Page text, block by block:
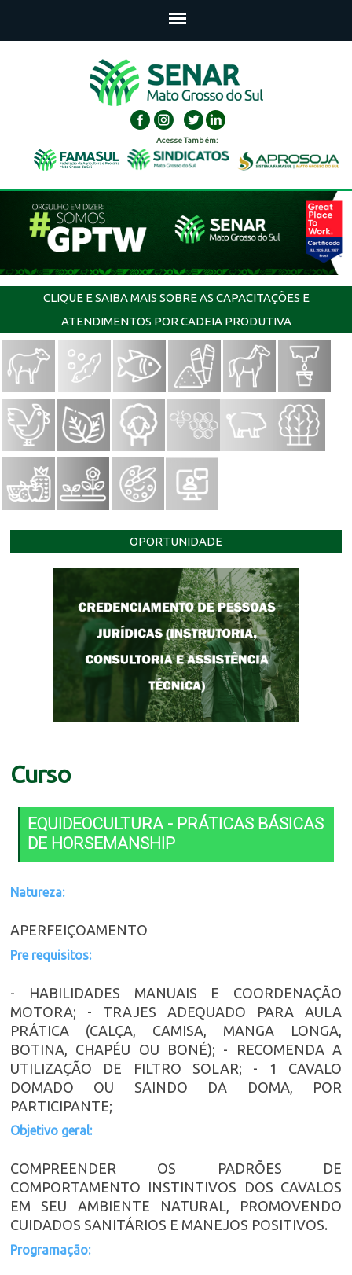
Acesse Também:
CLIQUE E SAIBA MAIS SOBRE AS CAPACITAÇÕES E
ATENDIMENTOS POR CADEIA PRODUTIVA
OPORTUNIDADE
Curso
EQUIDEOCULTURA - PRÁTICAS BÁSICAS
DE HORSEMANSHIP
Natureza:
APERFEIÇOAMENTO
Pre requisitos:
- HABILIDADES MANUAIS E COORDENAÇÃO
MOTORA; - TRAJES ADEQUADO PARA AULA
PRÁTICA (CALÇA, CAMISA, MANGA LONGA,
BOTINA, CHAPÉU OU BONÉ); - RECOMENDA A
UTILIZAÇÃO DE FILTRO SOLAR; - 1 CAVALO
DOMADO OU SAINDO DA DOMA, POR
PARTICIPANTE;
Objetivo geral:
COMPREENDER OS PADRÕES DE
COMPORTAMENTO INSTINTIVOS DOS CAVALOS
EM SEU AMBIENTE NATURAL, PROMOVENDO
CUIDADOS SANITÁRIOS E MANEJOS POSITIVOS.
Programação: